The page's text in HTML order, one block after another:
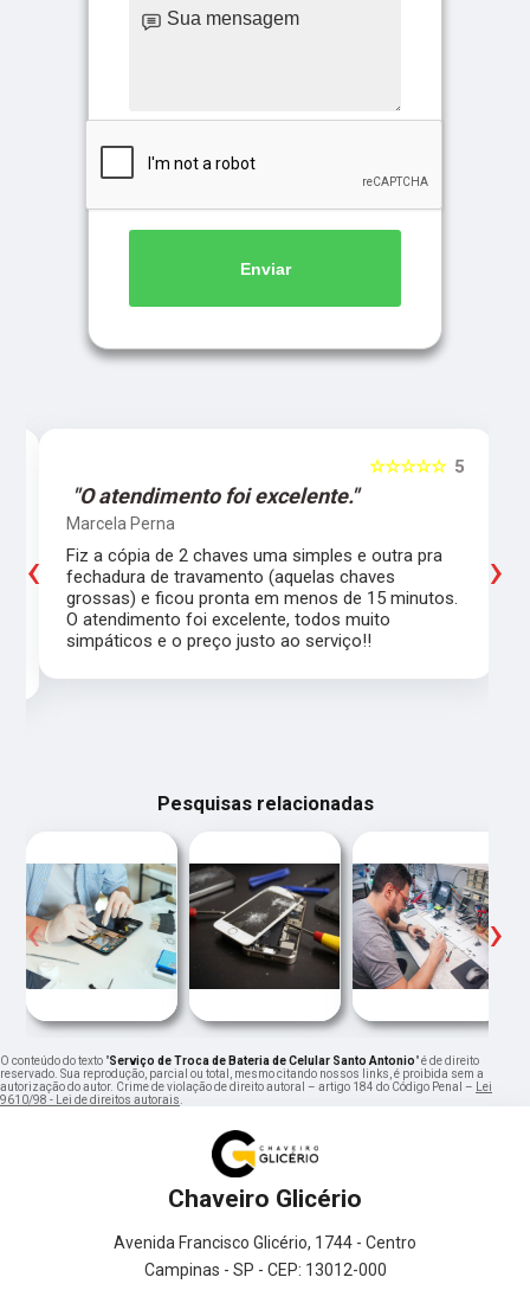
Enviar
5
☆☆☆☆☆
"O atendimento foi excelente."
Marcela Perna
Fiz a cópia de 2 chaves uma simples e outra pra
fechadura de travamento (aquelas chaves
grossas) e ficou pronta em menos de 15 minutos.
O atendimento foi excelente, todos muito
simpáticos e o preço justo ao serviço!!
‹ ›
Pesquisas relacionadas
‹ ›
O conteúdo do texto "Serviço de Troca de Bateria de Celular Santo Antonio" é de direito
reservado. Sua reprodução, parcial ou total, mesmo citando nossos links, é proibida sem a
autorização do autor. Crime de violação de direito autoral – artigo 184 do Código Penal – Lei
9610/98 - Lei de direitos autorais.
Chaveiro Glicério
Avenida Francisco Glicério, 1744 - Centro
Campinas - SP - CEP: 13012-000